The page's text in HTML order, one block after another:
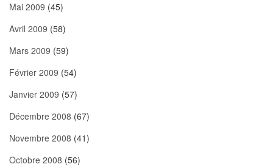
Mai 2009 (45)
Avril 2009 (58)
Mars 2009 (59)
Février 2009 (54)
Janvier 2009 (57)
Décembre 2008 (67)
Novembre 2008 (41)
Octobre 2008 (56)